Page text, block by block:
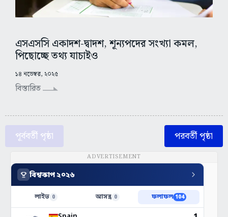
এসএসসি একাদশ-দ্বাদশ, শূন্যপদের সংখ্যা কমল,
পিছোচ্ছে তথ্য যাচাইও
১৪ নভেম্বর, ২০২৫
বিস্তারিত
পূর্ববর্তী পৃষ্ঠা পরবর্তী পৃষ্ঠা
ADVERTISEMENT